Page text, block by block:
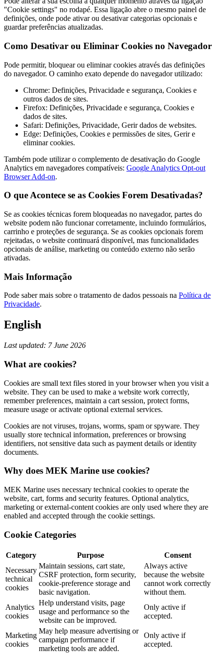
"Cookie settings" no rodapé. Essa ligação abre o mesmo painel de
definições, onde pode ativar ou desativar categorias opcionais e
guardar preferências atualizadas.
Como Desativar ou Eliminar Cookies no Navegador
Pode permitir, bloquear ou eliminar cookies através das definições
do navegador. O caminho exato depende do navegador utilizado:
Chrome: Definições, Privacidade e segurança, Cookies e
outros dados de sites.
Firefox: Definições, Privacidade e segurança, Cookies e
dados de sites.
Safari: Definições, Privacidade, Gerir dados de websites.
Edge: Definições, Cookies e permissões de sites, Gerir e
eliminar cookies.
Também pode utilizar o complemento de desativação do Google
Analytics em navegadores compatíveis: Google Analytics Opt-out
Browser Add-on.
O que Acontece se as Cookies Forem Desativadas?
Se as cookies técnicas forem bloqueadas no navegador, partes do
website podem não funcionar corretamente, incluindo formulários,
carrinho e proteções de segurança. Se as cookies opcionais forem
rejeitadas, o website continuará disponível, mas funcionalidades
opcionais de análise, marketing ou conteúdo externo não serão
ativadas.
Mais Informação
Pode saber mais sobre o tratamento de dados pessoais na Política de
Privacidade.
English
Last updated: 7 June 2026
What are cookies?
Cookies are small text files stored in your browser when you visit a
website. They can be used to make a website work correctly,
remember preferences, maintain a cart session, protect forms,
measure usage or activate optional external services.
Cookies are not viruses, trojans, worms, spam or spyware. They
usually store technical information, preferences or browsing
identifiers, not sensitive data such as payment details or identity
documents.
Why does MEK Marine use cookies?
MEK Marine uses necessary technical cookies to operate the
website, cart, forms and security features. Optional analytics,
marketing or external-content cookies are only used where they are
enabled and accepted through the cookie settings.
Cookie Categories
Category Purpose
Consent
Necessary
technical
cookies
Maintain sessions, cart state,
CSRF protection, form security,
cookie-preference storage and
basic navigation.
Always active
because the website
cannot work correctly
without them.
Analytics
cookies
Help understand visits, page
usage and performance so the
website can be improved.
Only active if
accepted.
Marketing
cookies
May help measure advertising or
campaign performance if
marketing tools are added.
Only active if
accepted.